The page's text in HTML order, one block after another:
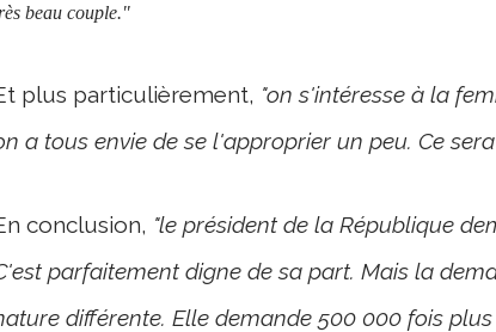
beau couple."
plus particulièrement, "on s'intéresse à la
a tous envie de se l'approprier un peu. Ce
conclusion, "le président de la République
parfaitement digne de sa part. Mais la
différente. Elle demande 500 000 fois